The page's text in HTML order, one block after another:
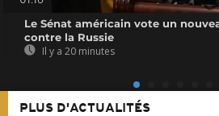
Le Sénat américain vote un
contre la Russie
Il y a 20 minutes
PLUS D'ACTUALITÉS